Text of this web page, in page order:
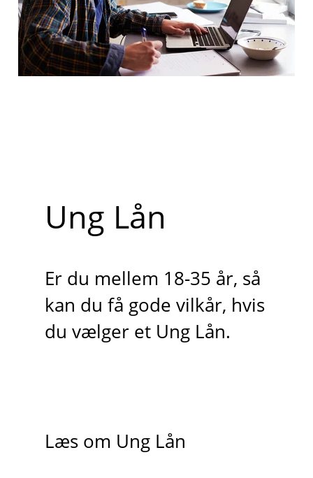
Ung Lån
Er du mellem 18-35 år, så
kan du få gode vilkår, hvis
du vælger et Ung Lån.
Læs om Ung Lån